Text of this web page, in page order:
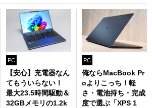
PC
【安心】充電器なん
てもういらない！
最大23.5時間駆動＆
32GBメモリの1.2k
PC
俺ならMacBook Pr
oよりこっち！軽
さ・電池持ち・完成
度で選ぶ「XPS 1